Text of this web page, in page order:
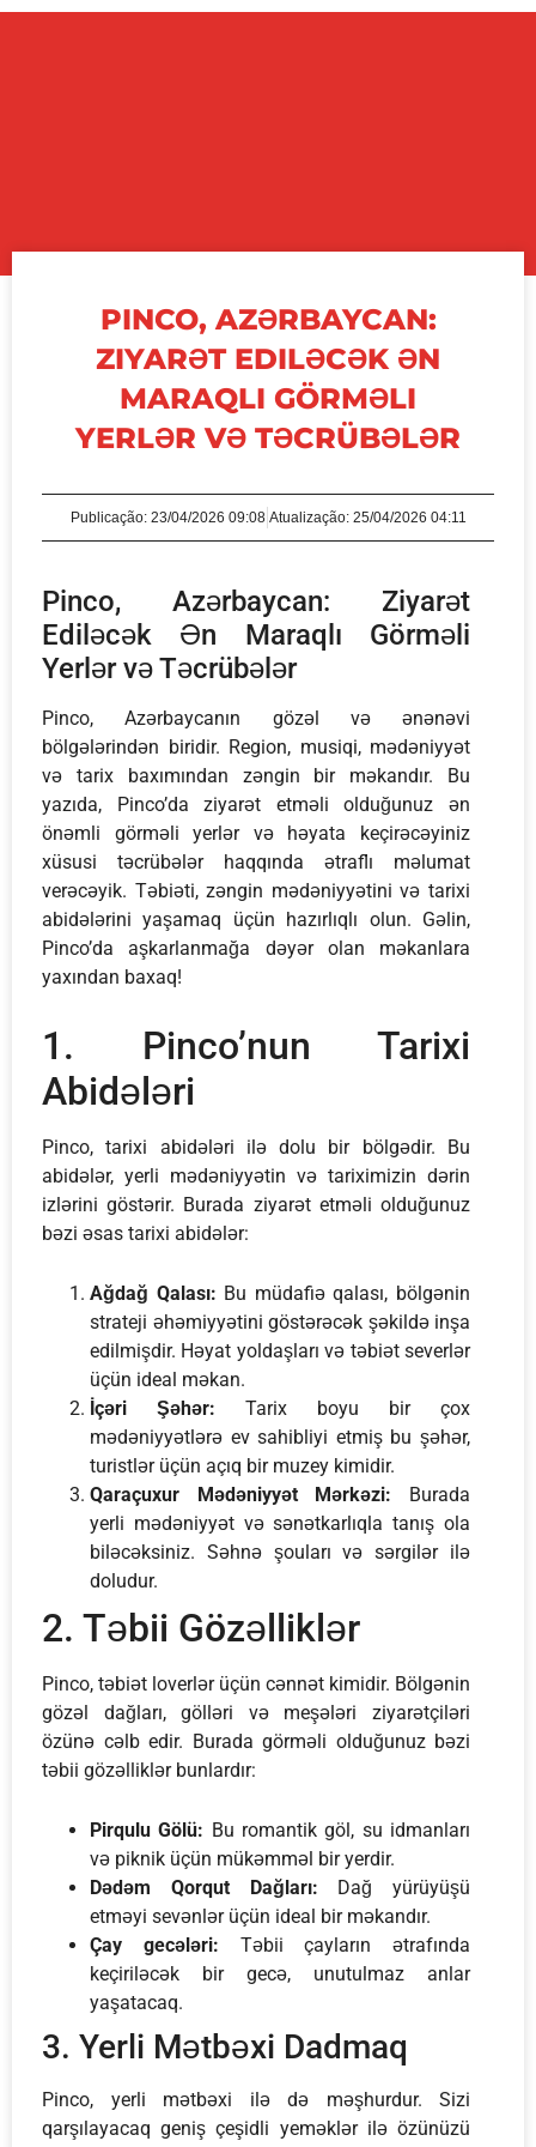
PINCO, AZƏRBAYCAN:
ZIYARƏT EDILƏCƏK ƏN
MARAQLI GÖRMƏLI
YERLƏR VƏ TƏCRÜBƏLƏR
Publicação: 23/04/2026 09:08 Atualização: 25/04/2026 04:11
Pinco, Azərbaycan: Ziyarət
Ediləcək Ən Maraqlı Görməli
Yerlər və Təcrübələr
Pinco, Azərbaycanın gözəl və ənənəvi
bölgələrindən biridir. Region, musiqi, mədəniyyət
və tarix baxımından zəngin bir məkandır. Bu
yazıda, Pinco’da ziyarət etməli olduğunuz ən
önəmli görməli yerlər və həyata keçirəcəyiniz
xüsusi təcrübələr haqqında ətraflı məlumat
verəcəyik. Təbiəti, zəngin mədəniyyətini və tarixi
abidələrini yaşamaq üçün hazırlıqlı olun. Gəlin,
Pinco’da aşkarlanmağa dəyər olan məkanlara
yaxından baxaq!
1. Pinco’nun Tarixi
Abidələri
Pinco, tarixi abidələri ilə dolu bir bölgədir. Bu
abidələr, yerli mədəniyyətin və tariximizin dərin
izlərini göstərir. Burada ziyarət etməli olduğunuz
bəzi əsas tarixi abidələr:
Ağdağ Qalası: Bu müdafiə qalası, bölgənin
strateji əhəmiyyətini göstərəcək şəkildə inşa
edilmişdir. Həyat yoldaşları və təbiət severlər
üçün ideal məkan.
İçəri Şəhər: Tarix boyu bir çox
mədəniyyətlərə ev sahibliyi etmiş bu şəhər,
turistlər üçün açıq bir muzey kimidir.
Qaraçuxur Mədəniyyət Mərkəzi: Burada
yerli mədəniyyət və sənətkarlıqla tanış ola
biləcəksiniz. Səhnə şouları və sərgilər ilə
doludur.
2. Təbii Gözəlliklər
Pinco, təbiət loverlər üçün cənnət kimidir. Bölgənin
gözəl dağları, gölləri və meşələri ziyarətçiləri
özünə cəlb edir. Burada görməli olduğunuz bəzi
təbii gözəlliklər bunlardır:
Pirqulu Gölü: Bu romantik göl, su idmanları
və piknik üçün mükəmməl bir yerdir.
Dədəm Qorqut Dağları: Dağ yürüyüşü
etməyi sevənlər üçün ideal bir məkandır.
Çay gecələri: Təbii çayların ətrafında
keçiriləcək bir gecə, unutulmaz anlar
yaşatacaq.
3. Yerli Mətbəxi Dadmaq
Pinco, yerli mətbəxi ilə də məşhurdur. Sizi
qarşılayacaq geniş çeşidli yeməklər ilə özünüzü